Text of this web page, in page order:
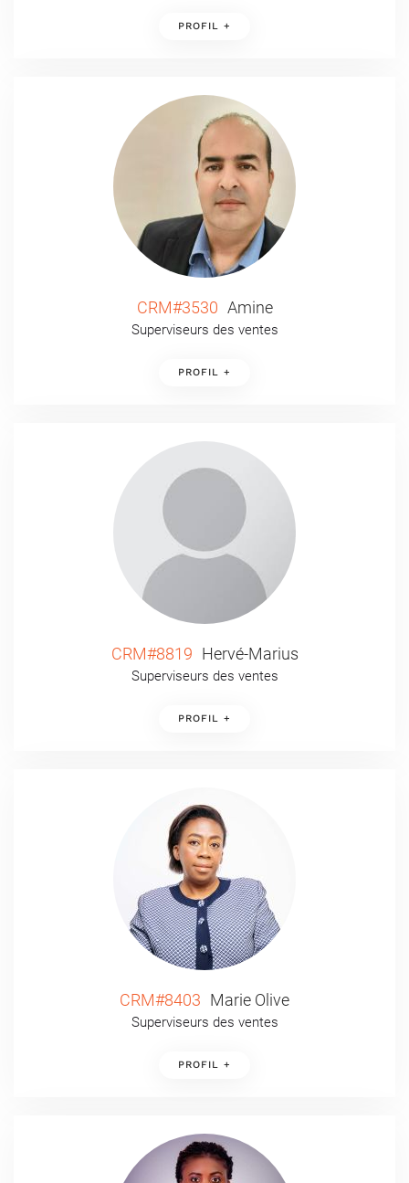
PROFIL +
CRM#3530 Amine
Superviseurs des ventes
PROFIL +
CRM#8819 Hervé-Marius
Superviseurs des ventes
PROFIL +
CRM#8403 Marie Olive
Superviseurs des ventes
PROFIL +